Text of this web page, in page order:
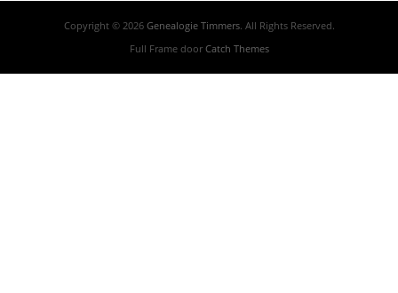
Copyright © 2026 Genealogie Timmers. All Rights Reserved.
Full Frame door Catch Themes